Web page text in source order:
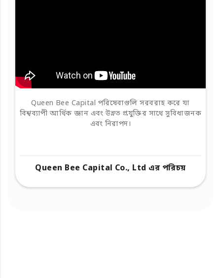
Queen Bee Capital পরিষেবাগুলি সরবরাহ করে যা
বিশ্বব্যাপী আর্থিক জ্ঞান এবং উন্নত প্রযুক্তির সাথে সুবিধাজনক
এবং নিরাপদ।
Queen Bee Capital Co., Ltd এর পরিচয়